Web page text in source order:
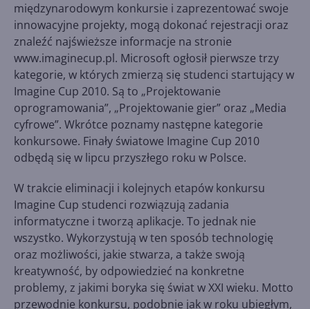
międzynarodowym konkursie i zaprezentować swoje
innowacyjne projekty, mogą dokonać rejestracji oraz
znaleźć najświeższe informacje na stronie
www.imaginecup.pl. Microsoft ogłosił pierwsze trzy
kategorie, w których zmierzą się studenci startujący w
Imagine Cup 2010. Są to „Projektowanie
oprogramowania”, „Projektowanie gier” oraz „Media
cyfrowe”. Wkrótce poznamy następne kategorie
konkursowe. Finały światowe Imagine Cup 2010
odbędą się w lipcu przyszłego roku w Polsce.
W trakcie eliminacji i kolejnych etapów konkursu
Imagine Cup studenci rozwiązują zadania
informatyczne i tworzą aplikacje. To jednak nie
wszystko. Wykorzystują w ten sposób technologię
oraz możliwości, jakie stwarza, a także swoją
kreatywność, by odpowiedzieć na konkretne
problemy, z jakimi boryka się świat w XXI wieku. Motto
przewodnie konkursu, podobnie jak w roku ubiegłym,